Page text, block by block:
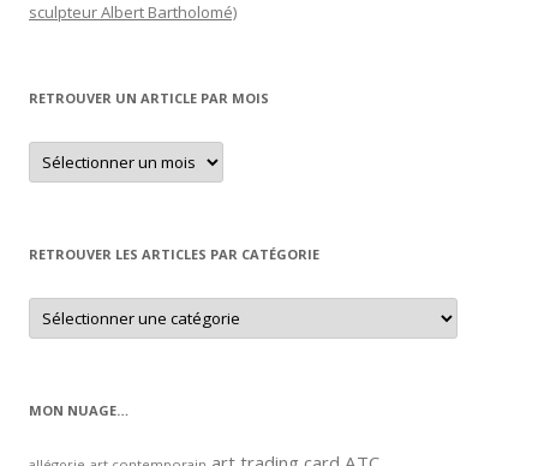
sculpteur Albert Bartholomé)
RETROUVER UN ARTICLE PAR MOIS
Retrouver
un
article
RETROUVER LES ARTICLES PAR CATÉGORIE
Retrouver
les
articles
MON NUAGE…